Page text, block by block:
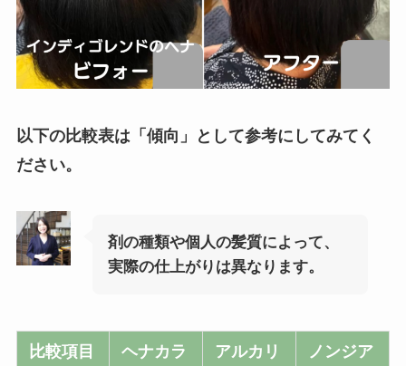
以下の比較表は「傾向」として参考にしてみてく
ださい。
剤の種類や個人の髪質によって、
実際の仕上がりは異なります。
比較項目
ヘナカラ
アルカリ
ノンジア